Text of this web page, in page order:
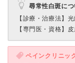
尋常性白斑につ
【診療・治療法】
【専門医・資格】
ペインクリニッ